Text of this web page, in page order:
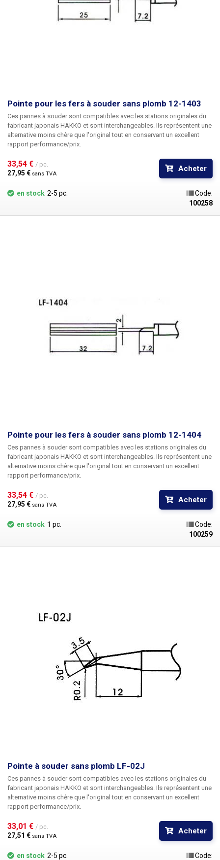
Pointe pour les fers à souder sans plomb 12-1403
Ces pannes à souder sont compatibles avec les stations originales du
fabricant japonais HAKKO et sont interchangeables. Ils représentent une
alternative moins chère que l'original tout en conservant un excellent
rapport performance/prix.
33,54 € / pc.
27,95 € sans TVA
Acheter
en stock 2-5 pc.
Code:
100258
Pointe pour les fers à souder sans plomb 12-1404
Ces pannes à souder sont compatibles avec les stations originales du
fabricant japonais HAKKO et sont interchangeables. Ils représentent une
alternative moins chère que l'original tout en conservant un excellent
rapport performance/prix.
33,54 € / pc.
27,95 € sans TVA
Acheter
en stock 1 pc.
Code:
100259
Pointe à souder sans plomb LF-02J
Ces pannes à souder sont compatibles avec les stations originales du
fabricant japonais HAKKO et sont interchangeables. Ils représentent une
alternative moins chère que l'original tout en conservant un excellent
rapport performance/prix.
33,01 € / pc.
27,51 € sans TVA
Acheter
en stock 2-5 pc.
Code: